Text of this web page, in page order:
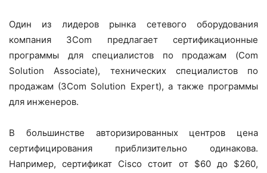
Один из лидеров рынка сетевого оборудования
компания 3Com предлагает сертификационные
программы для специалистов по продажам (Com
Solution Associate), технических специалистов по
продажам (3Com Solution Expert), а также программы
для инженеров.
В большинстве авторизированных центров цена
сертифицирования приблизительно одинакова.
Например, сертификат Cisco стоит от $60 до $260,